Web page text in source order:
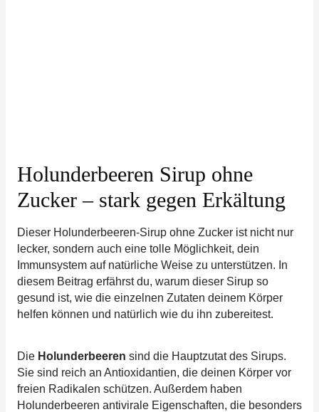
Holunderbeeren Sirup ohne
Zucker – stark gegen Erkältung
Dieser Holunderbeeren-Sirup ohne Zucker ist nicht nur
lecker, sondern auch eine tolle Möglichkeit, dein
Immunsystem auf natürliche Weise zu unterstützen. In
diesem Beitrag erfährst du, warum dieser Sirup so
gesund ist, wie die einzelnen Zutaten deinem Körper
helfen können und natürlich wie du ihn zubereitest.
Die Holunderbeeren sind die Hauptzutat des Sirups.
Sie sind reich an Antioxidantien, die deinen Körper vor
freien Radikalen schützen. Außerdem haben
Holunderbeeren antivirale Eigenschaften, die besonders